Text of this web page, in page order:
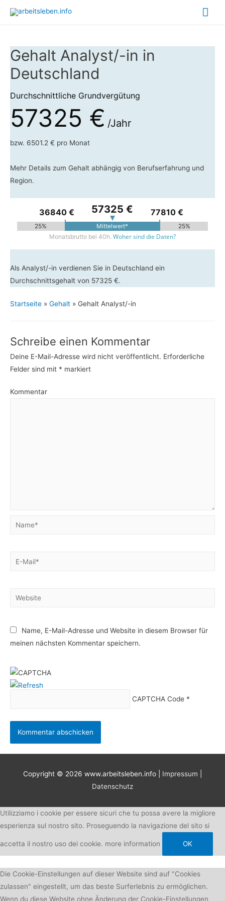
Gehalt Analyst/-in in
Deutschland
Durchschnittliche Grundvergütung
57325 € /Jahr
bzw. 6501.2 € pro Monat
Mehr Details zum Gehalt abhängig von Berufserfahrung und
Region.
36840 € 57325 € 77810 €
25% Mittelwert*
25%
Monatsbrutto bei 40h. Woher sind die Daten?
Als Analyst/-in verdienen Sie in Deutschland ein
Durchschnittsgehalt von 57325 €.
Startseite » Gehalt » Gehalt Analyst/-in
Schreibe einen Kommentar
Deine E-Mail-Adresse wird nicht veröffentlicht. Erforderliche
Felder sind mit * markiert
Kommentar
Name*
E-
Website
Name, E-Mail-Adresse und Website in diesem Browser für
meinen nächsten Kommentar speichern.
CAPTCHA Code*
Copyright © 2026 www.arbeitsleben.info Impressum
Datenschutz
Utilizziamo i cookie per essere sicuri che tu possa avere la migliore
esperienza sul nostro sito. Proseguendo la navigazione del sito si
accetta il nostro uso dei cookie. more information OK
Die Cookie-Einstellungen auf dieser Website sind auf "Cookies
zulassen" eingestellt, um das beste Surferlebnis zu ermöglichen.
Wenn du diese Website ohne Änderung der Cookie-Einstellungen